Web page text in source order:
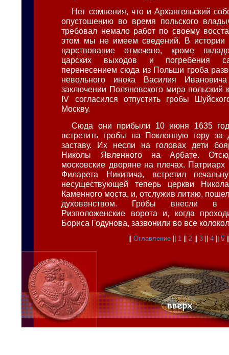
Нет сомнения, что и Архангельский
опустошению во время польского
требовал немало работ по своему
этом мы не имеем сведений. В истории
царствование отмечено, кроме
царских выходов и погребения
перенесением сюда из Польши гроба
невольного инока Василия
заключении Поляновского мира польский
IV согласился отпустить гробы
Москву.
Сюда они прибыли 10 июня 1635
встретить гробы на Поклонную гору за
заставу. Их несли на головах дети
Николы Явленного на Арбате.
московские дворяне на плечах.
Филарета Никитича, встретил
несуществующей теперь церкви
Каменного моста, и, отслужив литию,
духовенством. Гробы внесли в
Ризположенские ворота и, когда
Бориса Годунова, зазвонили во все
||Оглавление 1 2 ||3 ||4 ||5